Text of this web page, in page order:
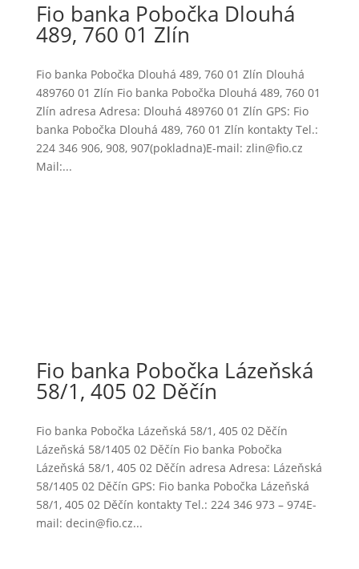
Fio banka Pobočka Dlouhá
489, 760 01 Zlín
Fio banka Pobočka Dlouhá 489, 760 01 Zlín Dlouhá
489760 01 Zlín Fio banka Pobočka Dlouhá 489, 760 01
Zlín adresa Adresa: Dlouhá 489760 01 Zlín GPS: Fio
banka Pobočka Dlouhá 489, 760 01 Zlín kontakty Tel.:
224 346 906, 908, 907(pokladna)E-mail: zlin@fio.cz
Mail:...
Fio banka Pobočka Lázeňská
58/1, 405 02 Děčín
Fio banka Pobočka Lázeňská 58/1, 405 02 Děčín
Lázeňská 58/1405 02 Děčín Fio banka Pobočka
Lázeňská 58/1, 405 02 Děčín adresa Adresa: Lázeňská
58/1405 02 Děčín GPS: Fio banka Pobočka Lázeňská
58/1, 405 02 Děčín kontakty Tel.: 224 346 973 – 974E-
mail: decin@fio.cz...